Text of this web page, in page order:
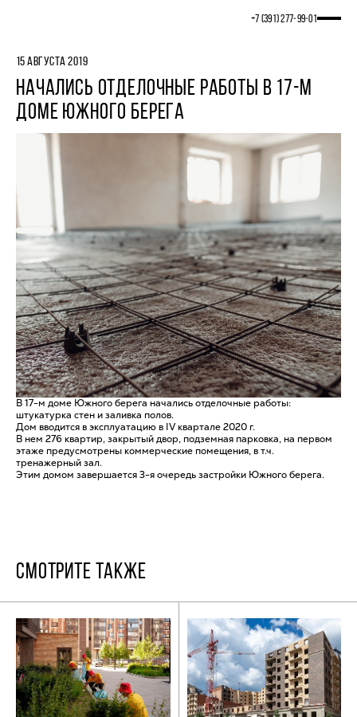
+7 (391) 277‒99‒01
15 АВГУСТА 2019
НАЧАЛИСЬ ОТДЕЛОЧНЫЕ РАБОТЫ В 17-М
ДОМЕ ЮЖНОГО БЕРЕГА
В 17-м доме Южного берега начались отделочные работы:
штукатурка стен и заливка полов.
Дом вводится в эксплуатацию в IV квартале 2020 г.
В нем 276 квартир, закрытый двор, подземная парковка, на первом
этаже предусмотрены коммерческие помещения, в т.ч.
тренажерный зал.
Этим домом завершается 3-я очередь застройки Южного берега.
СМОТРИТЕ ТАКЖЕ